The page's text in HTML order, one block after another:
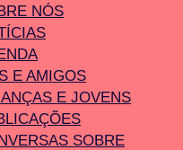
NÓS
E AMIGOS
E JOVENS
SOBRE